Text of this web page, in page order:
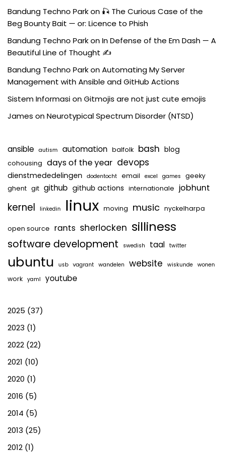
Bandung Techno Parkon 🎣 The Curious Case of the
Beg Bounty Bait — or: Licence to Phish
Bandung Techno ParkonIn Defense of the Em Dash — A
Beautiful Line of Thought ✍️
Bandung Techno ParkonAutomating My Server
Management with Ansible and GitHub Actions
Sistem InformasionGitmojis are not just cute emojis
James onNeurotypical Spectrum Disorder (NTSD)
ansible autism automation balfolk bash blog
cohousing days of the year devops
dienstmededelingen dodentocht email excel games
geeky
ghent git github github actions internationale jobhunt
kernel linkedin linux moving music nyckelharpa
open source rants sherlocken silliness
software development swedish taal twitter
ubuntu usb vagrant wandelen website wiskunde wonen
work yaml youtube
2025 (37)
2023 (1)
2022 (22)
2021 (10)
2020 (1)
2016 (5)
2014 (5)
2013 (25)
2012 (1)